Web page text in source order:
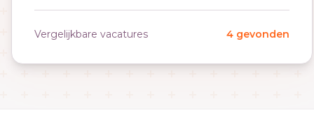
Vergelijkbare vacatures 4 gevonden